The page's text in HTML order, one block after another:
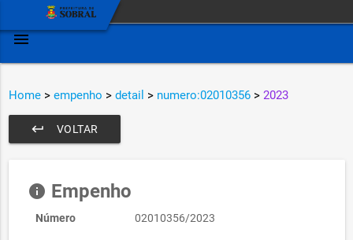
menu
Home > empenho > detail > numero:02010356 > 2023
VOLTAR
keyboard_return
info Empenho
Número 02010356/2023